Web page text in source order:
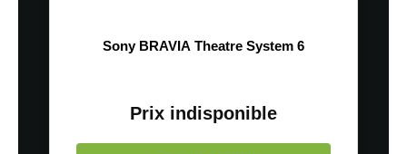
Sony BRAVIA Theatre System 6
Prix indisponible